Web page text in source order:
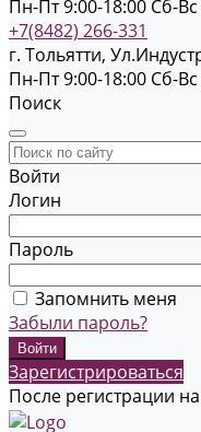
Пн-Пт 9:00-18:00 Cб-
+7(8482) 266-331
г. Тольятти,
Пн-Пт 9:00-18:00 Cб-
Поиск
Войти
Логин
Пароль
Запомнить меня
Забыли пароль?
Зарегистрироваться
После регистрации